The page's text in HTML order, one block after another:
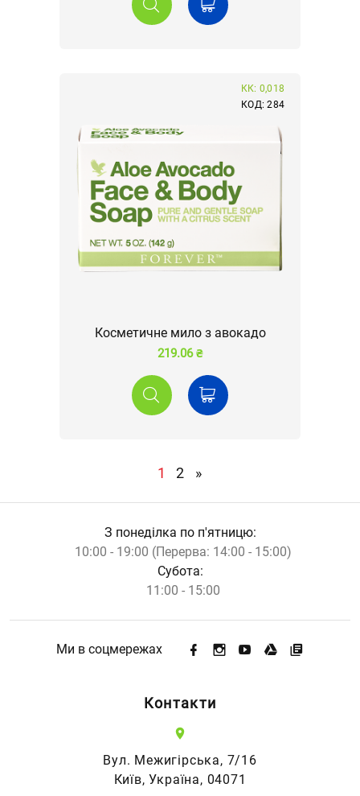
Косметичне мило з авокадо
219.06 ₴
КОД: 284
КК: 0,018
1 (current)
2 »
З понеділка по п'ятницю:
10:00 - 19:00 (Перерва: 14:00 - 15:00)
Субота:
11:00 - 15:00
Ми в соцмережах
Контакти
Вул. Межигірська, 7/16
Київ, Україна, 04071